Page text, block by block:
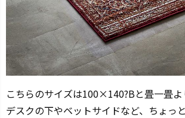
こちらのサイズは100×140?Bと畳一畳よ
デスクの下やベットサイドなど、ちょっ